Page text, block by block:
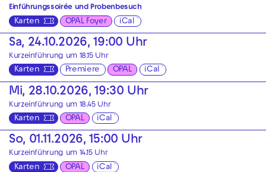
Einführungssoirée und Probenbesuch
Karten OPAL Foyer iCal
Sa, 24.10.2026, 19:00 Uhr
Kurzeinführung um 18.15 Uhr
Karten Premiere OPAL iCal
Mi, 28.10.2026, 19:30 Uhr
Kurzeinführung um 18.45 Uhr
Karten OPAL iCal
So, 01.11.2026, 15:00 Uhr
Kurzeinführung um 14.15 Uhr
Karten OPAL iCal